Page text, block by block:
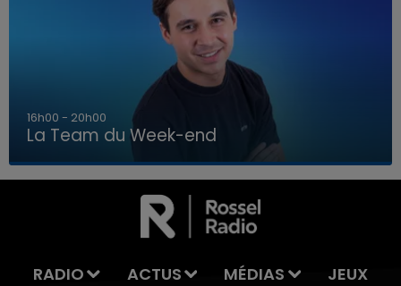
LA TEAM DU WEEK-END
7h00 - 12h00
La Team du Week-end
RADIO ACTUS MÉDIAS
JEUX